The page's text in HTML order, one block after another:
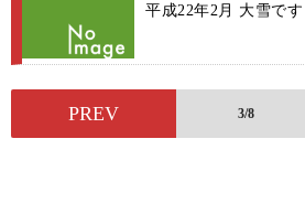
平成22年2月 大雪です
PREV 3/8